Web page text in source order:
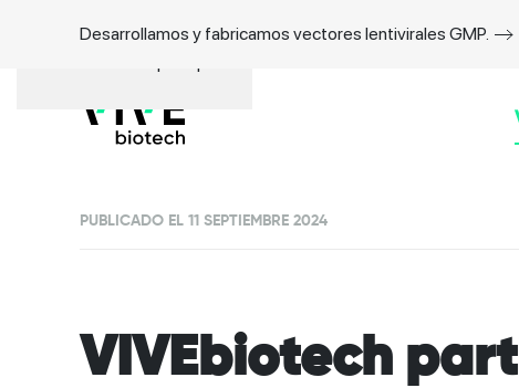
Desarrollamos y fabricamos vectores lentivirales GMP.
PUBLICADO EL 11 SEPTIEMBRE 2024
VIVEbiotech